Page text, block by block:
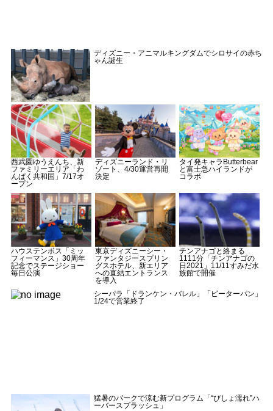
ディズニー・アニマルキングダムでシロサイの赤ち
ゃん誕生
西武園ゆうえんち、新
ファミリーエリア「わ
んぱく共和国」7/17オ
ープン
ディズニーランド・リ
ゾート、4/30運営再開
決定
タイ発キャラButterbear
と富士急ハイランドが
コラボ
ハウステンボス「ミッ
フィーマンス」30周年
記念でステージショー
毎日公演
東京ディズニーシー・
ファンタジースプリン
グスホテル、新エリア
への直結エントランス
を導入
チンアナゴと絡まる
1111分「チンアナゴの
日2021」11/11すみだ水
族館で開催
シーパラ「ドランケン・バレル」「ピーターパン」
1/24で営業終了
猛暑のパークで涼む新プログラム「“びしょ濡れ”ハ
ーバースプラッシュ」